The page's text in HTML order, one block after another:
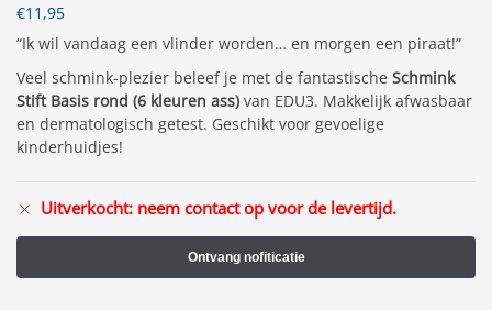
€11,95
“Ik wil vandaag een vlinder worden… en morgen een piraat!”
Veel schmink-plezier beleef je met de fantastische Schmink
Stift Basis rond (6 kleuren ass) van EDU3. Makkelijk afwasbaar
en dermatologisch getest. Geschikt voor gevoelige
kinderhuidjes!
Uitverkocht: neem contact op voor de levertijd.